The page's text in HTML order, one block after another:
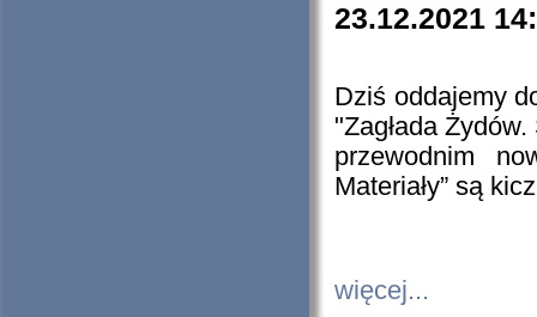
23.12.2021
Dziś oddajemy
"Zagłada
przewodnim
Materiały” są
więcej...